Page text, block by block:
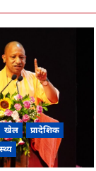
खेल
प्रादेशिक